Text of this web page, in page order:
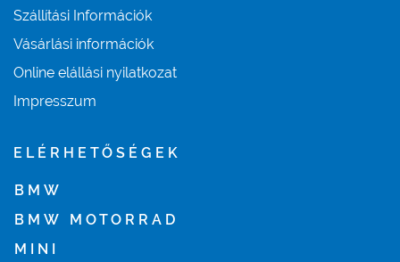
Szállítási Információk
Vásárlási információk
Online elállási nyilatkozat
Impresszum
ELÉRHETŐSÉGEK
BMW
BMW MOTORRAD
MINI